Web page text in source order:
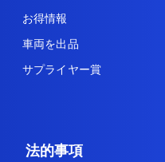
お得情報
車両を出品
サプライヤー賞
法的事項